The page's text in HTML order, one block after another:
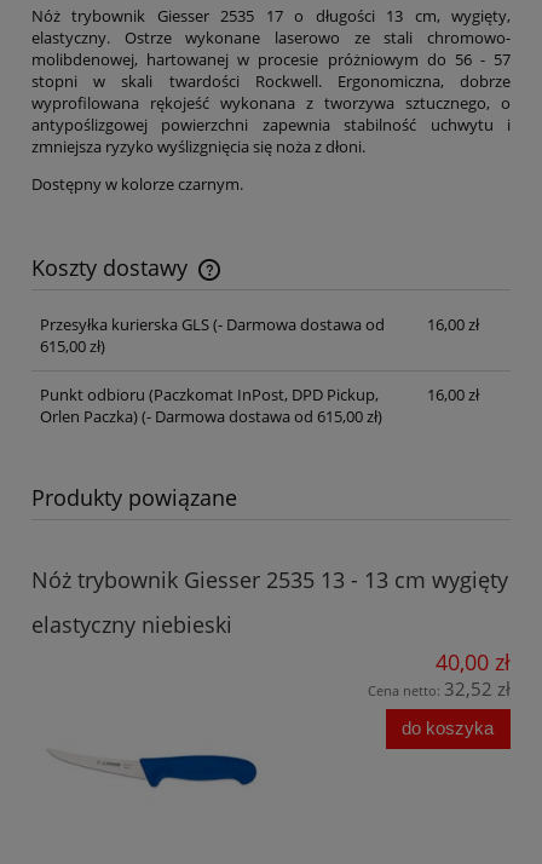
Nóż trybownik Giesser 2535 17 o długości 13 cm, wygięty,
elastyczny. Ostrze wykonane laserowo ze stali chromowo-
molibdenowej, hartowanej w procesie próżniowym do 56 - 57
stopni w skali twardości Rockwell. Ergonomiczna, dobrze
wyprofilowana rękojeść wykonana z tworzywa sztucznego, o
antypoślizgowej powierzchni zapewnia stabilność uchwytu i
zmniejsza ryzyko wyślizgnięcia się noża z dłoni.
Dostępny w kolorze czarnym.
Koszty dostawy
Cena nie zawiera ewentualnych kosztów płatności
Przesyłka kurierska GLS(- Darmowa dostawa od
615,00 zł)
16,00 zł
Punkt odbioru (Paczkomat InPost, DPD Pickup,
Orlen Paczka)(- Darmowa dostawa od 615,00 zł)
16,00 zł
Produkty powiązane
Nóż trybownik Giesser 2535 13 - 13 cm wygięty
elastyczny niebieski
40,00 zł
Cena netto: 32,52 zł
do koszyka